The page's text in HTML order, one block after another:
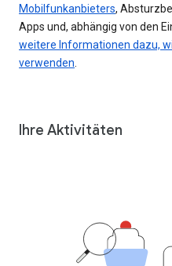
Mobilfunkanbieters,
Apps und, abhängig von den
weitere Informationen dazu,
verwenden.
Ihre Aktivitäten